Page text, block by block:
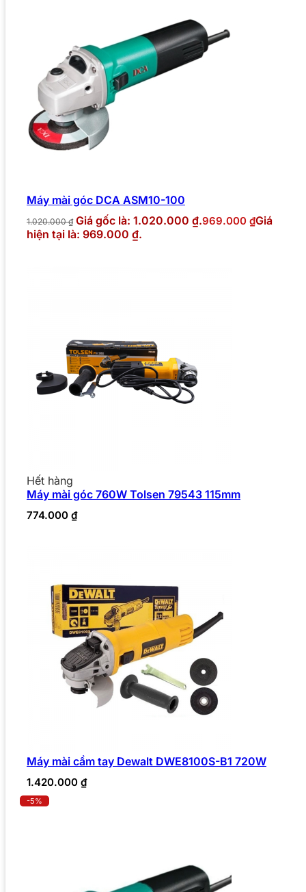
Máy mài góc DCA ASM10-100
1.020.000₫ Giá gốc là: 1.020.000 ₫.969.000 ₫Giá
hiện tại là: 969.000 ₫.
Hết hàng
Máy mài góc 760W Tolsen 79543 115mm
774.000 ₫
Máy mài cầm tay Dewalt DWE8100S-B1 720W
1.420.000 ₫
-5%